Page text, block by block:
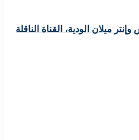
ميلان الودية، القناة الناقلة